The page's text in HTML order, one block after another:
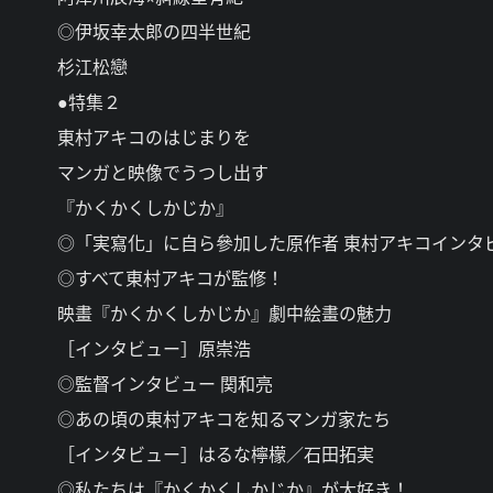
◎伊坂幸太郎の四半世紀
杉江松戀
●特集２
東村アキコのはじまりを
マンガと映像でうつし出す
『かくかくしかじか』
◎「実寫化」に自ら參加した原作者 東村アキコインタ
◎すべて東村アキコが監修！
映畫『かくかくしかじか』劇中絵畫の魅力
［インタビュー］原崇浩
◎監督インタビュー 関和亮
◎あの頃の東村アキコを知るマンガ家たち
［インタビュー］はるな檸檬／石田拓実